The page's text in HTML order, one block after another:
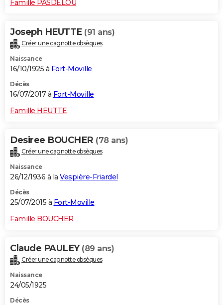
Famille PASDELOU
Joseph HEUTTE (91 ans)
Créer une cagnotte obsèques
Naissance
16/10/1925 à Fort-Moville
Décès
16/07/2017 à Fort-Moville
Famille HEUTTE
Desiree BOUCHER (78 ans)
Créer une cagnotte obsèques
Naissance
26/12/1936 à la Vespière-Friardel
Décès
25/07/2015 à Fort-Moville
Famille BOUCHER
Claude PAULEY (89 ans)
Créer une cagnotte obsèques
Naissance
24/05/1925
Décès